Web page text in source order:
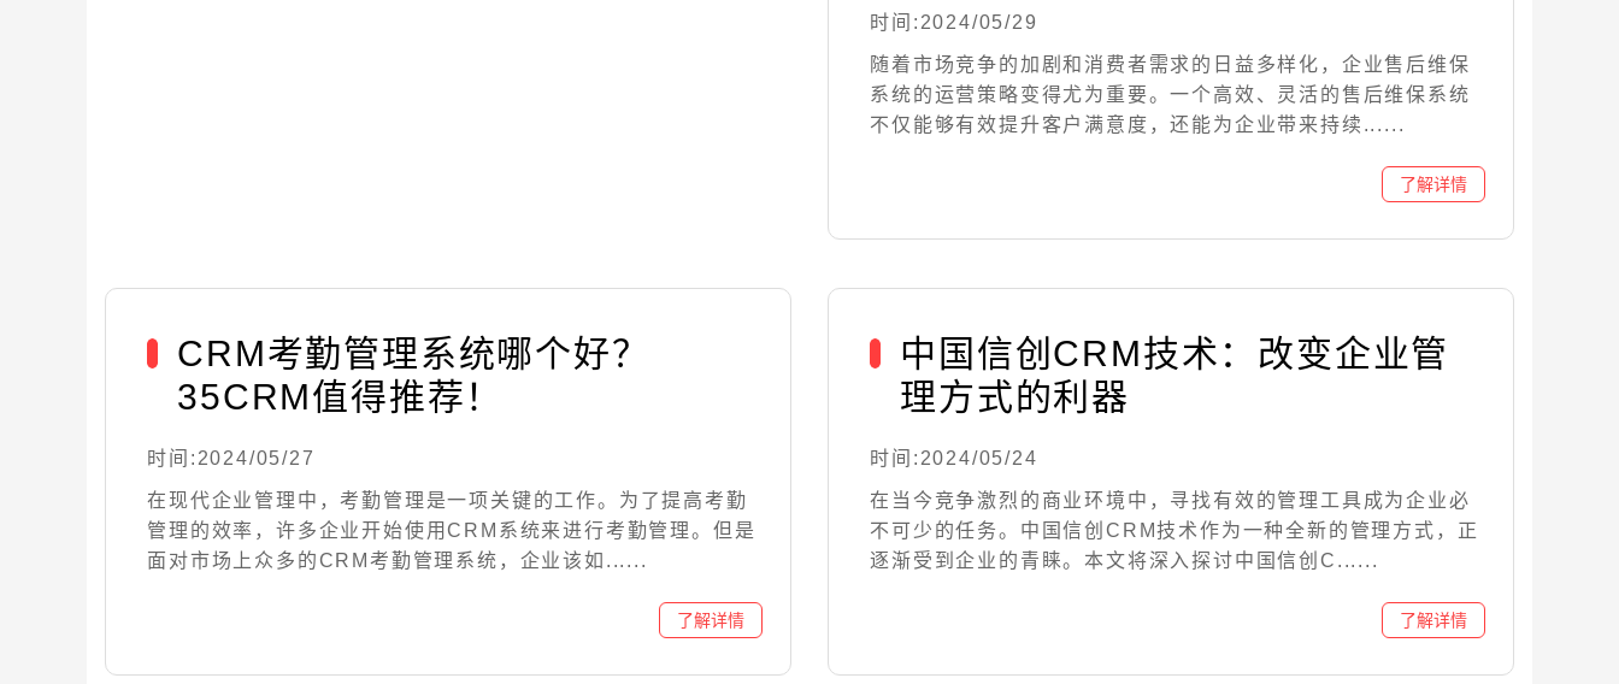
时间:2024/05/29
随着市场竞争的加剧和消费者需求的日益多样化，企业售后维保
系统的运营策略变得尤为重要。一个高效、灵活的售后维保系统
不仅能够有效提升客户满意度，还能为企业带来持续......
CRM考勤管理系统哪个好？
35CRM值得推荐！
时间:2024/05/27
在现代企业管理中，考勤管理是一项关键的工作。为了提高考勤
管理的效率，许多企业开始使用CRM系统来进行考勤管理。但是
面对市场上众多的CRM考勤管理系统，企业该如......
中国信创CRM技术：改变企业管
理方式的利器
时间:2024/05/24
在当今竞争激烈的商业环境中，寻找有效的管理工具成为企业必
不可少的任务。中国信创CRM技术作为一种全新的管理方式，正
逐渐受到企业的青睐。本文将深入探讨中国信创C......